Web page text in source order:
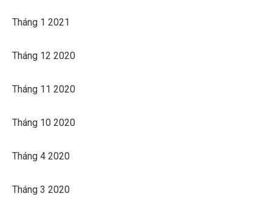
Tháng 1 2021
Tháng 12 2020
Tháng 11 2020
Tháng 10 2020
Tháng 4 2020
Tháng 3 2020